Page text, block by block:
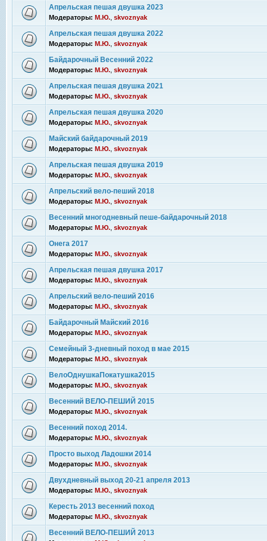
Апрельская пешая двушка 2023
Модераторы: М.Ю. skvoznyak
Апрельская пешая двушка 2022
Модераторы: М.Ю. skvoznyak
Байдарочный Весенний 2022
Модераторы: М.Ю. skvoznyak
Апрельская пешая двушка 2021
Модераторы: М.Ю. skvoznyak
Апрельская пешая двушка 2020
Модераторы: М.Ю. skvoznyak
Майский байдарочный 2019
Модераторы: М.Ю. skvoznyak
Апрельская пешая двушка 2019
Модераторы: М.Ю. skvoznyak
Апрельский вело-пеший 2018
Модераторы: М.Ю. skvoznyak
Весенний многодневный пеше-байдарочный 2018
Модераторы: М.Ю. skvoznyak
Онега 2017
Модераторы: М.Ю. skvoznyak
Апрельская пешая двушка 2017
Модераторы: М.Ю. skvoznyak
Апрельский вело-пеший 2016
Модераторы: М.Ю. skvoznyak
Байдарочный Майский 2016
Модераторы: М.Ю. skvoznyak
Семейный 3-дневный поход в мае 2015
Модераторы: М.Ю. skvoznyak
ВелоОднушкаПокатушка2015
Модераторы: М.Ю. skvoznyak
Весенний ВЕЛО-ПЕШИЙ 2015
Модераторы: М.Ю. skvoznyak
Весенний поход 2014.
Модераторы: М.Ю. skvoznyak
Просто выход Ладошки 2014
Модераторы: М.Ю. skvoznyak
Двухдневный выход 20-21 апреля 2013
Модераторы: М.Ю. skvoznyak
Кересть 2013 весенний поход
Модераторы: М.Ю. skvoznyak
Весенний ВЕЛО-ПЕШИЙ 2013